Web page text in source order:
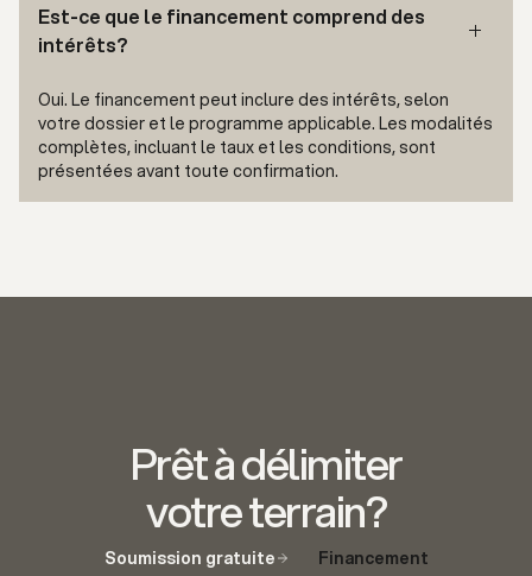
Est-ce que le financement comprend des
intérêts?
Oui. Le financement peut inclure des intérêts, selon
votre dossier et le programme applicable. Les modalités
complètes, incluant le taux et les conditions, sont
présentées avant toute confirmation.
Prêt à délimiter
votre terrain?
Soumission gratuite Financement